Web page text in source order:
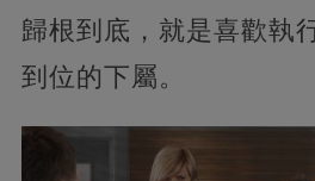
歸根到底，就是喜歡執
到位的下屬。